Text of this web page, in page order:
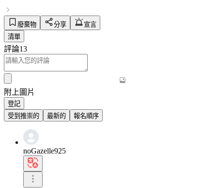
廢棄物 分享
宣言
清單
評論13
附上圖片
登記
受到推崇的
最新的 報名順序
noGazelle925